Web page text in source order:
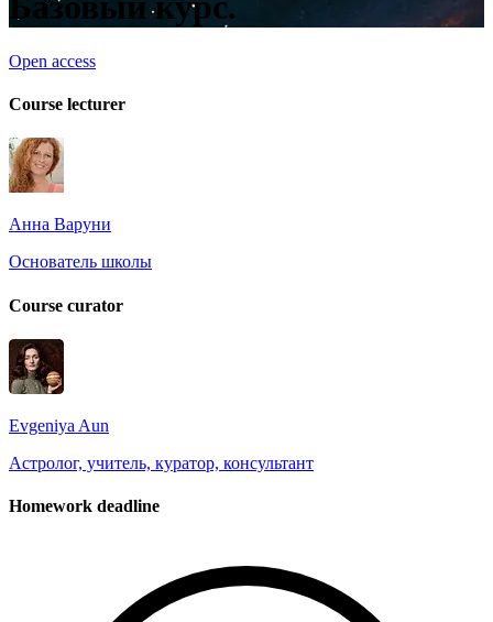
Open access
Course lecturer
Анна Варуни
Основатель школы
Course curator
Evgeniya Aun
Астролог, учитель, куратор, консультант
Homework deadline